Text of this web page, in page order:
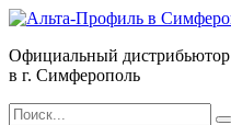
Официальный дистрибьютор
в г. Симферополь